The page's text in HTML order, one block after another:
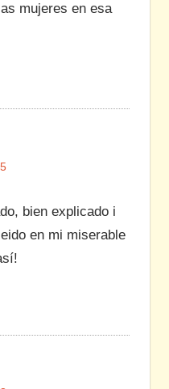
mujeres en esa
bien explicado i
en mi miserable